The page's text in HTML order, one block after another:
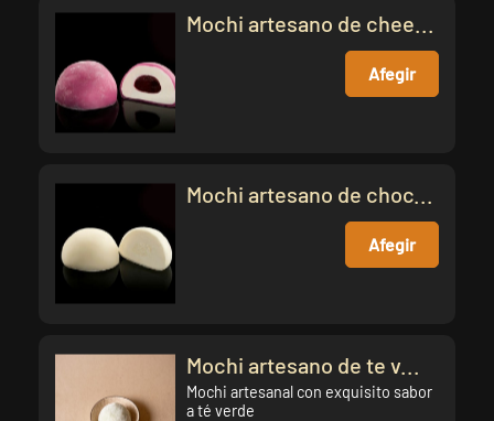
Mochi artesano de chee...
Afegir
Mochi artesano de choc...
Afegir
Mochi artesano de te v...
Mochi artesanal con exquisito sabor
a té verde